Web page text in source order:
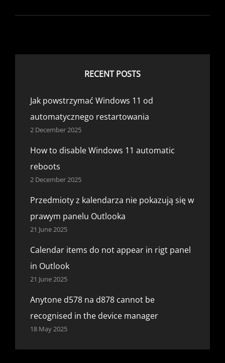
PHOTOSHOP
RECENT POSTS
Jak powstrzymać Windows 11 od
automatycznego restartowania
2 December 2025
How to disable Windows 11 automatic
reboots
2 December 2025
Przedmioty z kalendarza nie pokazują się w
prawym panelu Outlooka
21 June 2025
Calendar items do not appear in rigt panel
in Outlook
21 June 2025
Anytone d578 na d878 cannot be
recognised in the device manager
18 May 2025